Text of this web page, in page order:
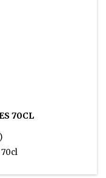
70CL